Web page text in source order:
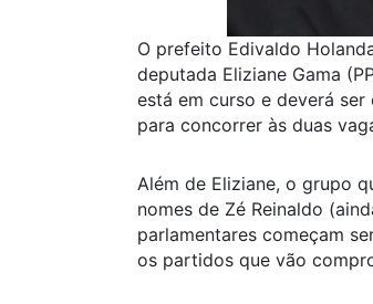
O prefeito Edivaldo
deputada Eliziane Gama
está em curso e deverá
para concorrer às duas
Além de Eliziane, o grupo
nomes de Zé Reinaldo
parlamentares começam
os partidos que vão